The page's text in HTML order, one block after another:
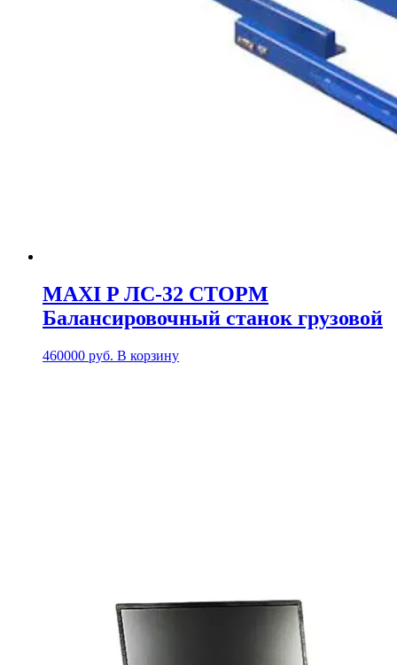
MAXI P ЛС-32 СТОРМ
Балансировочный станок грузовой
460000 руб. В корзину